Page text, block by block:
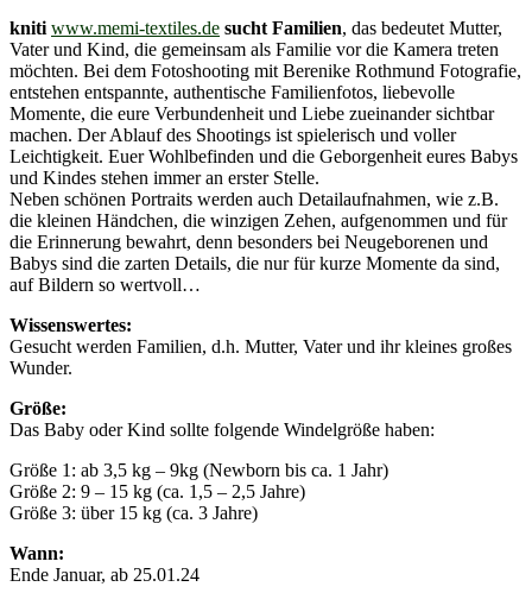
kniti www.memi-textiles.de sucht Familien, das bedeutet Mutter,
Vater und Kind, die gemeinsam als Familie vor die Kamera treten
möchten. Bei dem Fotoshooting mit Berenike Rothmund Fotografie,
entstehen entspannte, authentische Familienfotos, liebevolle
Momente, die eure Verbundenheit und Liebe zueinander sichtbar
machen. Der Ablauf des Shootings ist spielerisch und voller
Leichtigkeit. Euer Wohlbefinden und die Geborgenheit eures Babys
und Kindes stehen immer an erster Stelle.
Neben schönen Portraits werden auch Detailaufnahmen, wie z.B.
die kleinen Händchen, die winzigen Zehen, aufgenommen und für
die Erinnerung bewahrt, denn besonders bei Neugeborenen und
Babys sind die zarten Details, die nur für kurze Momente da sind,
auf Bildern so wertvoll…
Wissenswertes:
Gesucht werden Familien, d.h. Mutter, Vater und ihr kleines großes
Wunder.
Größe:
Das Baby oder Kind sollte folgende Windelgröße haben:
Größe 1: ab 3,5 kg – 9kg (Newborn bis ca. 1 Jahr)
Größe 2: 9 – 15 kg (ca. 1,5 – 2,5 Jahre)
Größe 3: über 15 kg (ca. 3 Jahre)
Wann:
Ende Januar, ab 25.01.24